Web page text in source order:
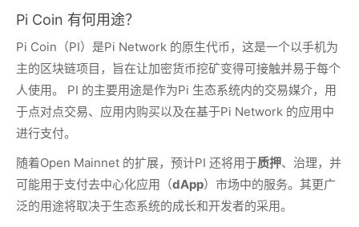
Pi Coin 有何用途？
Pi Coin（PI）是Pi Network 的原生代币，这是一个以手机为
主的区块链项目，旨在让加密货币挖矿变得可接触并易于每个
人使用。 PI 的主要用途是作为Pi 生态系统内的交易媒介，用
于点对点交易、应用内购买以及在基于Pi Network 的应用中
进行支付。
随着Open Mainnet 的扩展，预计PI 还将用于质押、治理，并
可能用于支付去中心化应用（dApp）市场中的服务。其更广
泛的用途将取决于生态系统的成长和开发者的采用。